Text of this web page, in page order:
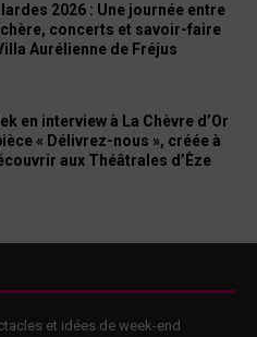
2026 : Une journée entre
concerts et savoir-faire
Aurélienne de Fréjus
en interview à La Chèvre d’Or
« Délivrez-nous », créée à
aux Théâtrales d’Èze
et idées de week-end